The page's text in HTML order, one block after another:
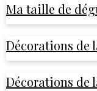
Ma taille de
Décorations de
Décorations de